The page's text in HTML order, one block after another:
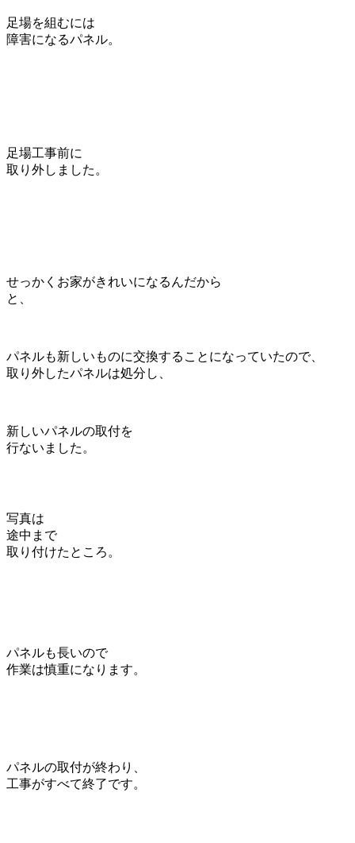
足場を組むには
障害になるパネル。
足場工事前に
取り外しました。
せっかくお家がきれいになるんだから
と、
パネルも新しいものに交換することになっていたので、
取り外したパネルは処分し、
新しいパネルの取付を
行ないました。
写真は
途中まで
取り付けたところ。
パネルも長いので
作業は慎重になります。
パネルの取付が終わり、
工事がすべて終了です。